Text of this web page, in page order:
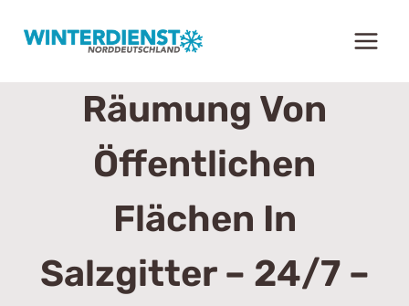
Inhalt
Räumung Von
Öffentlichen
Flächen In
Salzgitter – 24/7 –